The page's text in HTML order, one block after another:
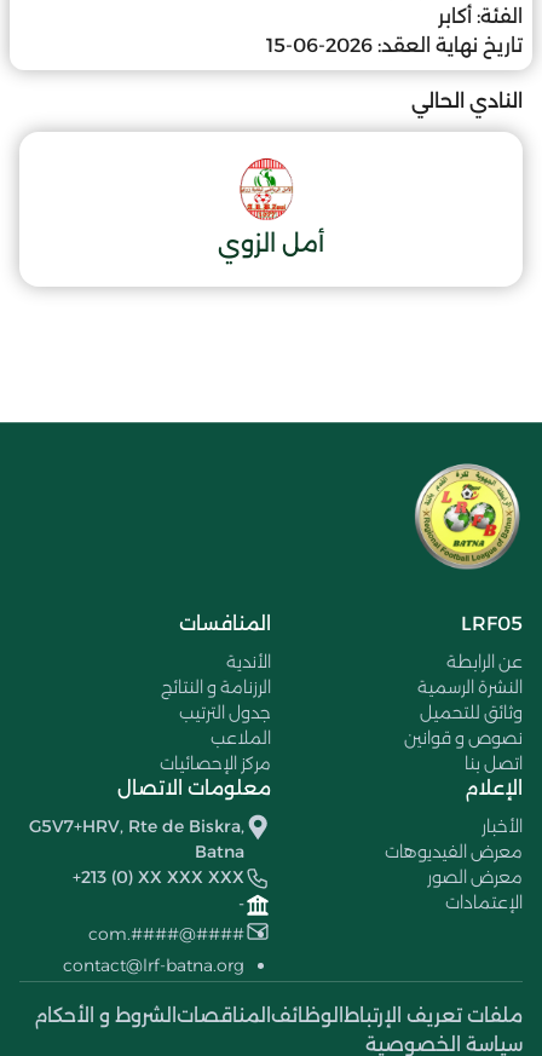
الفئة: أكابر
تاريخ نهاية العقد: 2026-06-15
النادي الحالي
أمل الزوي
LRF05
عن الرابطة
النشرة الرسمية
وثائق للتحميل
نصوص و قوانين
اتصل بنا
المنافسات
الأندية
الرزنامة و النتائج
جدول الترتيب
الملاعب
مركز الإحصائيات
الإعلام
الأخبار
معرض الفيديوهات
معرض الصور
الإعتمادات
معلومات الاتصال
G5V7+HRV, Rte de Biskra,
Batna
+213 (0) XX XXX XXX
-
####@####.com
contact@lrf-batna.org
ملفات تعريف الإرتباط الوظائف المناقصات الشروط و الأحكام
سياسة الخصوصية